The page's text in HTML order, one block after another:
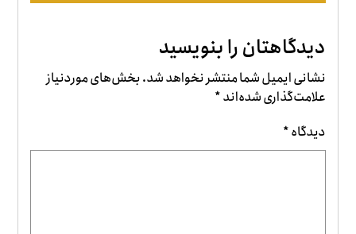
دیدگاهتان را بنویسید
نشانی ایمیل شما منتشر نخواهد شد.بخش‌های موردنیاز
علامت‌گذاری شده‌اند*
دیدگاه*